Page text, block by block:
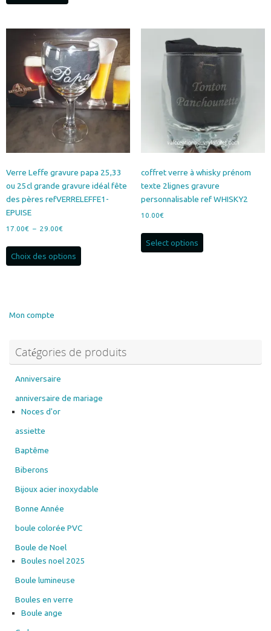
options
peuvent
choisies
sur
page
du
produit
Verre Leffe gravure papa 25,33
ou 25cl grande gravure idéal fête
des pères refVERRELEFFE1-
EPUISE
17.00€ – 29.00€
17.00€
Choix des options
être
choisies
page
coffret verre à whisky prénom
texte 2lignes gravure
personnalisable ref WHISKY2
10.00€
Select options
Mon compte
Catégories de produits
Anniversaire
anniversaire de mariage
Noces d'or
assiette
Baptême
Biberons
Bijoux acier inoxydable
Bonne Année
boule colorée PVC
Boule de Noel
Boules noel 2025
Boule lumineuse
Boules en verre
Boule ange